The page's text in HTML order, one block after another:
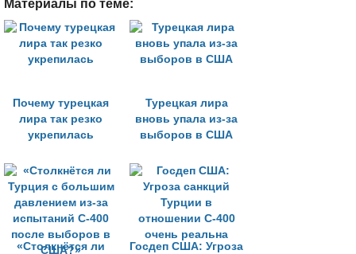
Материалы по теме:
Почему турецкая
лира так резко
укрепилась
Турецкая лира
вновь упала из-за
выборов в США
«Столкнётся ли
Госдеп США: Угроза